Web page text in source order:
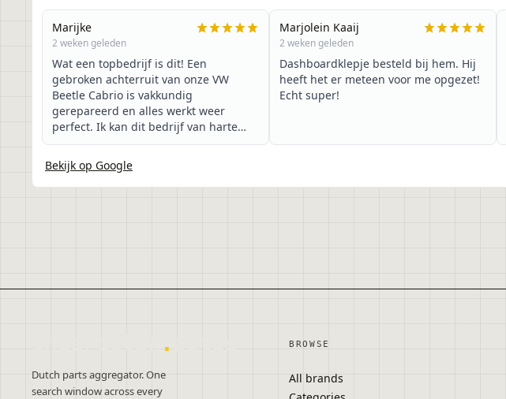
Marijke
2 weken geleden
Wat een topbedrijf is dit! Een
gebroken achterruit van onze VW
Beetle Cabrio is vakkundig
gerepareerd en alles werkt weer
perfect. Ik kan dit bedrijf van harte
aanbevelen!
Marjolein Kaaij
2 weken geleden
Dashboardklepje besteld bij hem. Hij
heeft het er meteen voor me opgezet!
Echt super!
Bekijk op Google
onderdelen . autos
Dutch parts aggregator. One
search window across every
BROWSE
All brands